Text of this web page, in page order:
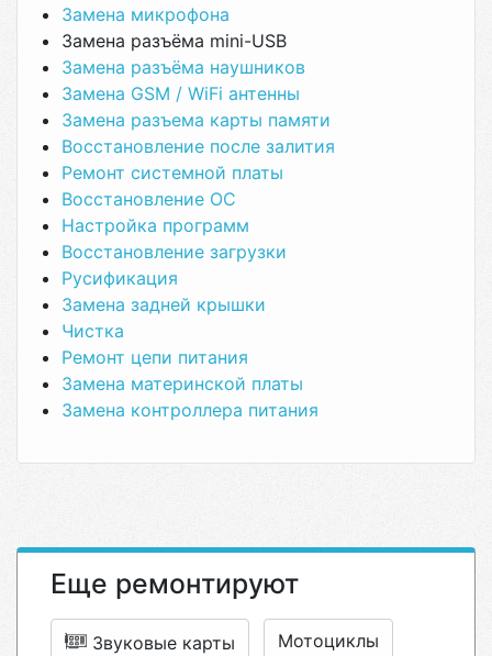
Замена микрофона
Замена разъёма mini-USB
Замена разъёма наушников
Замена GSM / WiFi антенны
Замена разъема карты памяти
Восстановление после залития
Ремонт системной платы
Восстановление ОС
Настройка программ
Восстановление загрузки
Русификация
Замена задней крышки
Чистка
Ремонт цепи питания
Замена материнской платы
Замена контроллера питания
Еще ремонтируют
Звуковые карты Мотоциклы